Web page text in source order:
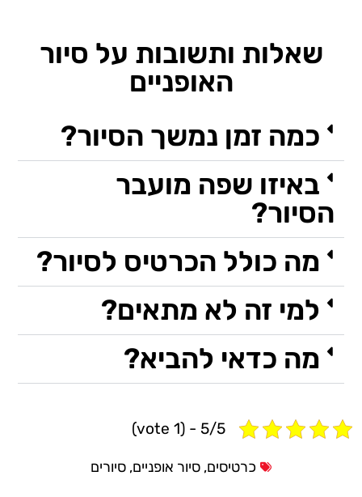
שאלות ותשובות על סיור
האופניים
כמה זמן נמשך הסיור?
באיזו שפה מועבר
הסיור?
מה כולל הכרטיס לסיור?
למי זה לא מתאים?
מה כדאי להביא?
5/5 - (1 vote)
כרטיסים, סיור אופניים, סיורים